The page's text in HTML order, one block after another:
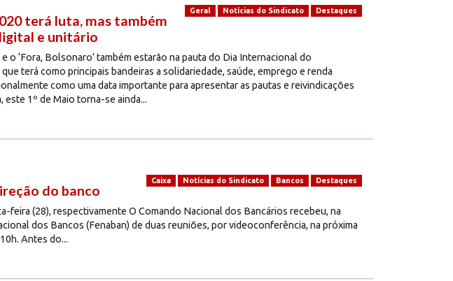
Geral Notícias do Sindicato Destaques
terá luta, mas também
e unitário
o ‘Fora, Bolsonaro’ também estarão na pauta do Dia Internacional do
terá como principais bandeiras a solidariedade, saúde, emprego e renda
como uma data importante para apresentar as pautas e reivindicações
este 1º de Maio torna-se ainda...
Caixa Notícias do Sindicato Bancos Destaques
do banco
feira (28), respectivamente O Comando Nacional dos Bancários recebeu, na
dos Bancos (Fenaban) de duas reuniões, por videoconferência, na próxima
Antes do...